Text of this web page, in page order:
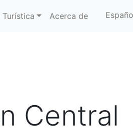
Acerca de
Central